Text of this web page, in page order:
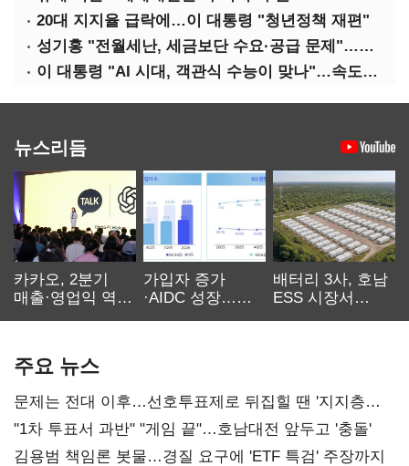
20대 지지율 급락에…이 대통령 "청년정책 재편"
성기홍 "전월세난, 세금보단 수요·공급 문제"…닥공 시사
이 대통령 "AI 시대, 객관식 수능이 맞나"…속도전 '경계'
뉴스리듬
카카오, 2분기
매출·영업익 역대
가입자 증가
·AIDC 성장…
배터리 3사, 호남
ESS 시장서
주요 뉴스
문제는 전대 이후…선호투표제로 뒤집힐 땐 '지지층
불복'
"1차 투표서 과반" "게임 끝"…호남대전 앞두고 '충돌'
김용범 책임론 봇물…경질 요구에 'ETF 특검' 주장까지